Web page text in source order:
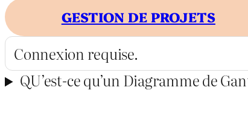
GESTION DE PROJETS
Connexion requise.
QU’est-ce qu’un Diagramme de